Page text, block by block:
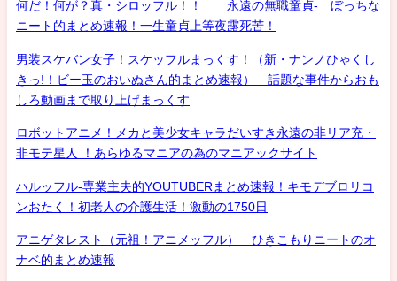
何だ！何が？真・シロッフル！！ 永遠の無職童貞- ぼっちな
ニート的まとめ速報！一生童貞上等夜露死苦！
男装スケバン女子！スケッフルまっくす！（新・ナンノひゃくし
きっ!！ビー玉のおいぬさん的まとめ速報） 話題な事件からおも
しろ動画まで取り上げまっくす
ロボットアニメ！メカと美少女キャラだいすき永遠の非リア充・
非モテ星人 ！あらゆるマニアの為のマニアックサイト
ハルッフル-専業主夫的YOUTUBERまとめ速報！キモデブロリコ
ンおたく！初老人の介護生活！激動の1750日
アニゲタレスト（元祖！アニメッフル） ひきこもりニートのオ
ナベ的まとめ速報